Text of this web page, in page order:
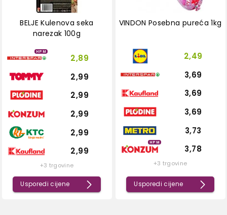
BELJE Kulenova seka
narezak 100g
HPM
2,89
2,99
2,99
2,99
2,99
2,99
+3 trgovine
Usporedi cijene
VINDON Posebna pureća 1kg
2,49
3,69
3,69
3,69
3,73
HPM
3,78
+3 trgovine
Usporedi cijene